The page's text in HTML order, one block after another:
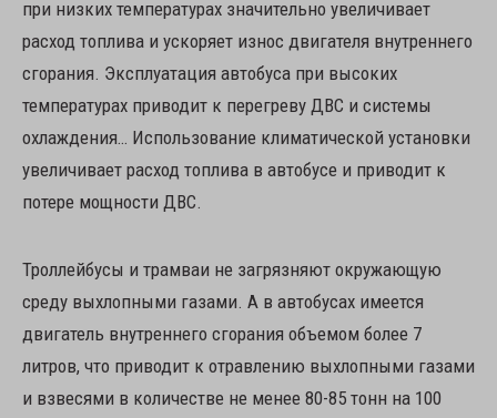
при низких температурах значительно увеличивает
расход топлива и ускоряет износ двигателя внутреннего
сгорания. Эксплуатация автобуса при высоких
температурах приводит к перегреву ДВС и системы
охлаждения… Использование климатической установки
увеличивает расход топлива в автобусе и приводит к
потере мощности ДВС.
Троллейбусы и трамваи не загрязняют окружающую
среду выхлопными газами. А в автобусах имеется
двигатель внутреннего сгорания объемом более 7
литров, что приводит к отравлению выхлопными газами
и взвесями в количестве не менее 80-85 тонн на 100